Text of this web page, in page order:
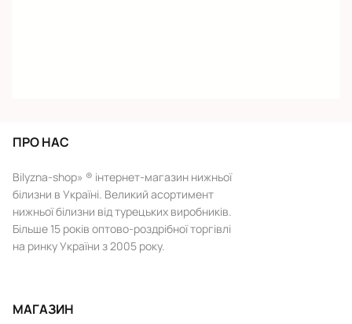
ПРО НАС
Bilyzna-shop» ® інтернет-магазин нижньої
білизни в Україні. Великий асортимент
нижньої білизни від турецьких виробників.
Більше 15 років оптово-роздрібної торгівлі
на ринку України з 2005 року.
МАГАЗИН